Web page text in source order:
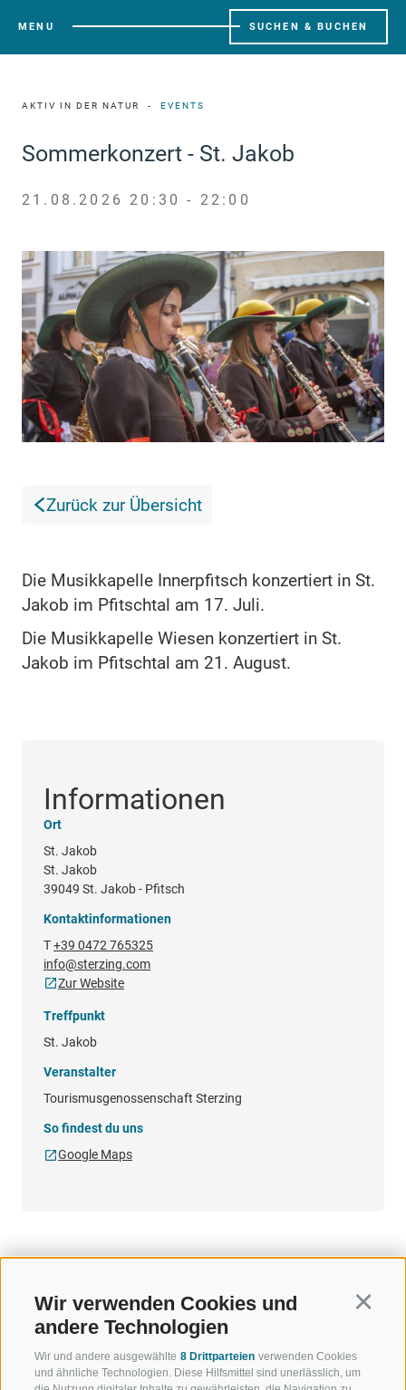
Wir verwenden Cookies und
andere Technologien
Wir und andere ausgewählte 8 Drittparteien verwenden Cookies
und ähnliche Technologien. Diese Hilfsmittel sind unerlässlich, um
MENU SUCHEN & BUCHEN
AKTIV IN DER NATUR EVENTS
Sommerkonzert - St. Jakob
21.08.2026 20:30 - 22:00
Zurück zur Übersicht
Die Musikkapelle Innerpfitsch konzertiert in St.
Jakob im Pfitschtal am 17. Juli.
Die Musikkapelle Wiesen konzertiert in St.
Jakob im Pfitschtal am 21. August.
Informationen
Ort
St. Jakob
St. Jakob
39049 St. Jakob - Pfitsch
Kontaktinformationen
T+39 0472 765325
info@sterzing.com
Zur Website
Treffpunkt
St. Jakob
Veranstalter
Tourismusgenossenschaft Sterzing
So findest du uns
Google Maps
21.08.2026 20:30 - 22:00